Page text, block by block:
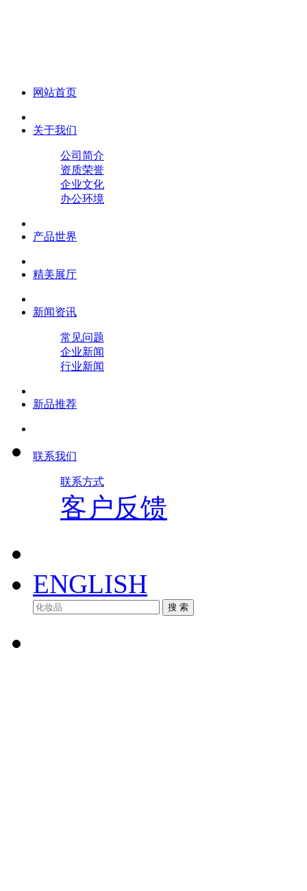
网站首页
关于我们
公司简介
资质荣誉
企业文化
办公环境
产品世界
精美展厅
新闻资讯
常见问题
企业新闻
行业新闻
新品推荐
联系我们
联系方式
客户反馈
ENGLISH